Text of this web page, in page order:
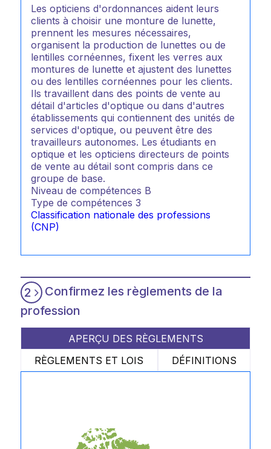
Les opticiens d'ordonnances aident leurs
clients à choisir une monture de lunette,
prennent les mesures nécessaires,
organisent la production de lunettes ou de
lentilles cornéennes, fixent les verres aux
montures de lunette et ajustent des lunettes
ou des lentilles cornéennes pour les clients.
Ils travaillent dans des points de vente au
détail d'articles d'optique ou dans d'autres
établissements qui contiennent des unités de
services d'optique, ou peuvent être des
travailleurs autonomes. Les étudiants en
optique et les opticiens directeurs de points
de vente au détail sont compris dans ce
groupe de base.
Niveau de compétences B
Type de compétences 3
Classification nationale des professions
(CNP)
2
Confirmez les règlements de la
profession
APERÇU DES RÈGLEMENTS
RÈGLEMENTS ET LOIS
DÉFINITIONS